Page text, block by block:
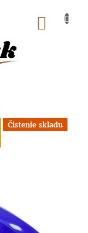
Čistenie skladu